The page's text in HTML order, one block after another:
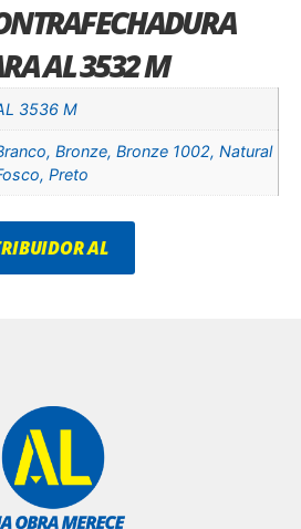
AL 3532 M
3536 M
Bronze, Bronze 1002, Natural
Preto
AL